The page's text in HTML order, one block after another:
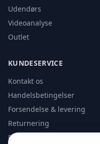
Udendørs
Videoanalyse
Outlet
KUNDESERVICE
Kontakt os
Handelsbetingelser
Forsendelse & levering
Returnering
Privatlivspolitik